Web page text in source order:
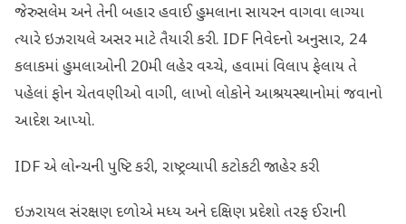
જેરુસલેમ અને તેની બહાર હવાઈ હુમલાના સાયરન વાગવા લાગ્યા
ત્યારે ઇઝરાયલે અસર માટે તૈયારી કરી. IDF નિવેદનો અનુસાર, 24
કલાકમાં હુમલાઓની 20મી લહેર વચ્ચે, હવામાં વિલાપ ફેલાય તે
પહેલાં ફોન ચેતવણીઓ વાગી, લાખો લોકોને આશ્રયસ્થાનોમાં જવાનો
આદેશ આપ્યો.
IDF એ લોન્ચની પુષ્ટિ કરી, રાષ્ટ્રવ્યાપી કટોકટી જાહેર કરી
ઇઝરાયલ સંરક્ષણ દળોએ મધ્ય અને દક્ષિણ પ્રદેશો તરફ ઈરાની